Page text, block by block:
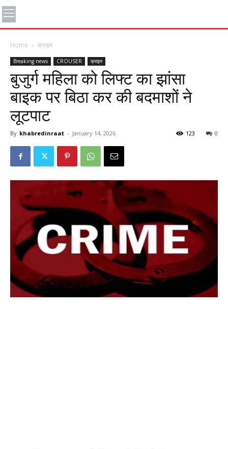
Home क्राइम
Breaking news CROUSER क्राइम
बुजुर्ग महिला को लिफ्ट का झांसा
बाइक पर बिठा कर की बदमाशों ने
लूटपाट
By khabredinraat - January 14, 2026 0
123